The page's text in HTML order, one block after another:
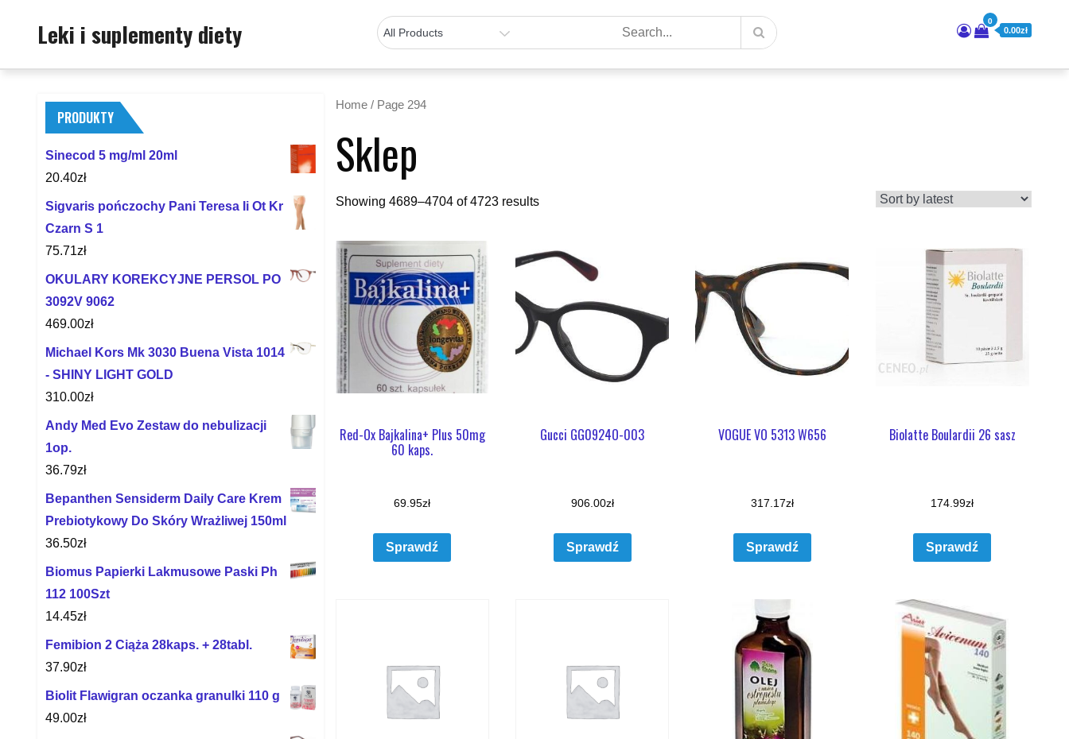
Leki i suplementy diety 0
0.00zł
Home / Page 294
Sklep
Showing 4689–4704 of 4723 results
Red-Ox Bajkalina+ Plus 50mg
60 kaps.
69.95zł
Sprawdź
Gucci GG0924O-003
906.00zł
Sprawdź
VOGUE VO 5313 W656
317.17zł
Sprawdź
Biolatte Boulardii 26 sasz
174.99zł
Sprawdź
PRODUKTY
Sinecod 5 mg/ml 20ml
20.40zł
Sigvaris pończochy Pani Teresa Ii Ot Kr
Czarn S 1
75.71zł
OKULARY KOREKCYJNE PERSOL PO
3092V 9062
469.00zł
Michael Kors Mk 3030 Buena Vista 1014
- SHINY LIGHT GOLD
310.00zł
Andy Med Evo Zestaw do nebulizacji
1op.
36.79zł
Bepanthen Sensiderm Daily Care Krem
Prebiotykowy Do Skóry Wrażliwej 150ml
36.50zł
Biomus Papierki Lakmusowe Paski Ph
112 100Szt
14.45zł
Femibion 2 Ciąża 28kaps. + 28tabl.
37.90zł
Biolit Flawigran oczanka granulki 110 g
49.00zł